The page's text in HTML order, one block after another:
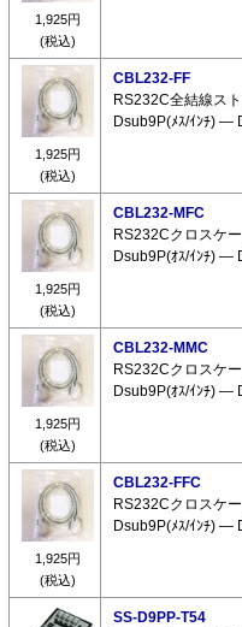
1,925円
(税込)
1,925円
(税込)
CBL232-FF
RS232C全結線ス
Dsub9P(ﾒｽ/ｲﾝﾁ) ―
1,925円
(税込)
CBL232-MFC
RS232Cクロスケ
Dsub9P(ｵｽ/ｲﾝﾁ) ―
1,925円
(税込)
CBL232-MMC
RS232Cクロスケ
Dsub9P(ｵｽ/ｲﾝﾁ) ―
1,925円
(税込)
CBL232-FFC
RS232Cクロスケ
Dsub9P(ﾒｽ/ｲﾝﾁ) ―
SS-D9PP-T54